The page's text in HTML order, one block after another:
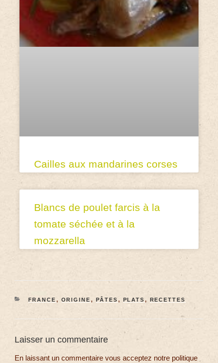
Cailles aux mandarines corses
Blancs de poulet farcis à la
tomate séchée et à la
mozzarella
FRANCE , ORIGINE , PÂTES , PLATS , RECETTES
Laisser un commentaire
En laissant un commentaire vous acceptez notre politique